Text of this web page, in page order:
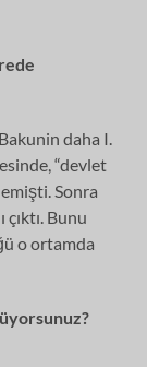
daha I.
“devlet
Sonra
Bunu
o ortamda